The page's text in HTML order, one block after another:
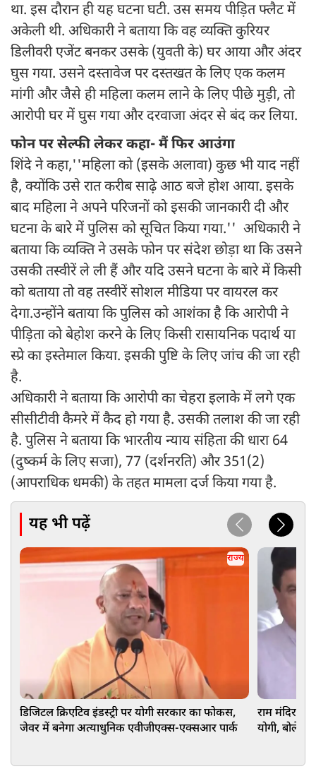
था. इस दौरान ही यह घटना घटी. उस समय पीड़ित फ्लैट में
अकेली थी. अधिकारी ने बताया कि वह व्यक्ति कुरियर
डिलीवरी एजेंट बनकर उसके (युवती के) घर आया और अंदर
घुस गया. उसने दस्तावेज पर दस्तखत के लिए एक कलम
मांगी और जैसे ही महिला कलम लाने के लिए पीछे मुड़ी, तो
आरोपी घर में घुस गया और दरवाजा अंदर से बंद कर लिया.
फोन पर सेल्फी लेकर कहा- मैं फिर आउंगा
शिंदे ने कहा,''महिला को (इसके अलावा) कुछ भी याद नहीं
है, क्योंकि उसे रात करीब साढ़े आठ बजे होश आया. इसके
बाद महिला ने अपने परिजनों को इसकी जानकारी दी और
घटना के बारे में पुलिस को सूचित किया गया.'' अधिकारी ने
बताया कि व्यक्ति ने उसके फोन पर संदेश छोड़ा था कि उसने
उसकी तस्वीरें ले ली हैं और यदि उसने घटना के बारे में किसी
को बताया तो वह तस्वीरें सोशल मीडिया पर वायरल कर
देगा.उन्होंने बताया कि पुलिस को आशंका है कि आरोपी ने
पीड़िता को बेहोश करने के लिए किसी रासायनिक पदार्थ या
स्प्रे का इस्तेमाल किया. इसकी पुष्टि के लिए जांच की जा रही
है.
अधिकारी ने बताया कि आरोपी का चेहरा इलाके में लगे एक
सीसीटीवी कैमरे में कैद हो गया है. उसकी तलाश की जा रही
है. पुलिस ने बताया कि भारतीय न्याय संहिता की धारा 64
(दुष्कर्म के लिए सजा), 77 (दर्शनरति) और 351(2)
(आपराधिक धमकी) के तहत मामला दर्ज किया गया है.
यह भी पढ़ें
राज्य
डिजिटल क्रिएटिव इंडस्ट्री पर योगी सरकार का फोकस,
जेवर में बनेगा अत्याधुनिक एवीजीएक्स-एक्सआर पार्क
राम मंदिर
योगी, बोले-